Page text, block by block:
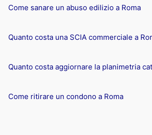
Come sanare un abuso edilizio a Roma
Quanto costa una SCIA commerciale a
Quanto costa aggiornare la planimetria
Come ritirare un condono a Roma